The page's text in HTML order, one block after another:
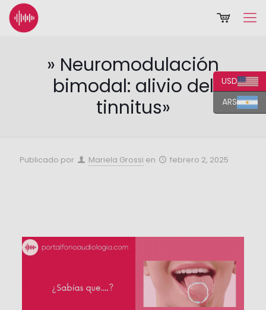
» Neuromodulación
bimodal: alivio del
tinnitus»
Publicado por Mariela Grossi en febrero 2, 2025
USD
ARS